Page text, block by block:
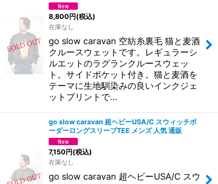
8,800円(税込)
在庫なし
go slow caravan 空紡糸裏毛 猫と麦酒
クルースウェットです。レギュラーシ
ルエットのラグランクルースウェッ
ト。サイドポケット付き。猫と麦酒を
テーマに生地馴染みの良いインクジェ
ットプリントで…
go slow caravan 超ヘビーUSA/C スウィッチボ
ーダーロングスリーブTEE メンズ 人気 通販
7,150円(税込)
在庫なし
go slow caravan 超ヘビーUSA/C スウ